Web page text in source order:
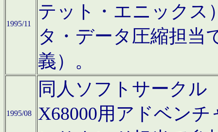
1995/11
テット・エニックス
タ・データ圧縮担当
義）。
1995/08
同人ソフトサークル
X68000用アドベン